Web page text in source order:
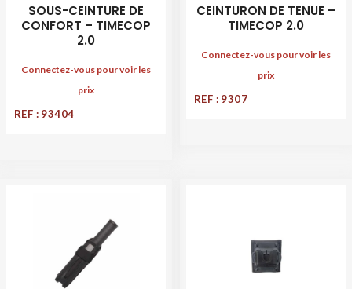
SOUS-CEINTURE DE
CONFORT – TIMECOP
2.0
Connectez-vous pour voir les
prix
REF : 93404
CEINTURON DE TENUE –
TIMECOP 2.0
Connectez-vous pour voir les
prix
REF : 9307